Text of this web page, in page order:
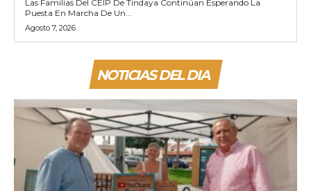
Las Familias Del CEIP De Tindaya Continúan Esperando La
Puesta En Marcha De Un...
Agosto 7, 2026
NOTICIAS DEL DIA